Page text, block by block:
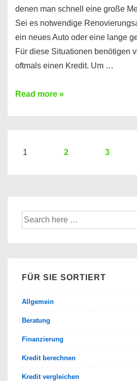
denen man schnell eine große
Sei es notwendige
ein neues Auto oder eine lange
Für diese Situationen benötigen
oftmals einen Kredit. Um …
Brauchen
Summe
Euro
Read more »
1 2 3
Suche
nach:
FÜR SIE SORTIERT
Allgemein
Beratung
Finanzierung
Kredit berechnen
Kredit vergleichen